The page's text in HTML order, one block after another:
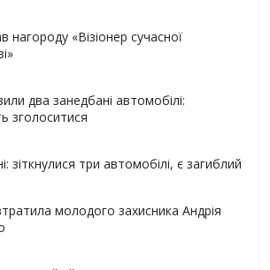
нагороду «Візіонер сучасної
два занедбані автомобілі:
зголоситися
зіткнулися три автомобілі, є загиблий
молодого захисника Андрія